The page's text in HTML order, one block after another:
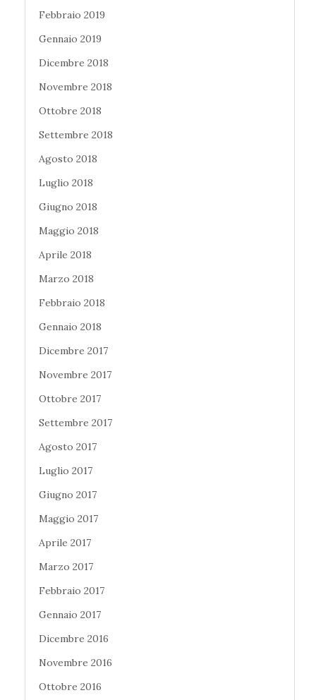
Febbraio 2019
Gennaio 2019
Dicembre 2018
Novembre 2018
Ottobre 2018
Settembre 2018
Agosto 2018
Luglio 2018
Giugno 2018
Maggio 2018
Aprile 2018
Marzo 2018
Febbraio 2018
Gennaio 2018
Dicembre 2017
Novembre 2017
Ottobre 2017
Settembre 2017
Agosto 2017
Luglio 2017
Giugno 2017
Maggio 2017
Aprile 2017
Marzo 2017
Febbraio 2017
Gennaio 2017
Dicembre 2016
Novembre 2016
Ottobre 2016